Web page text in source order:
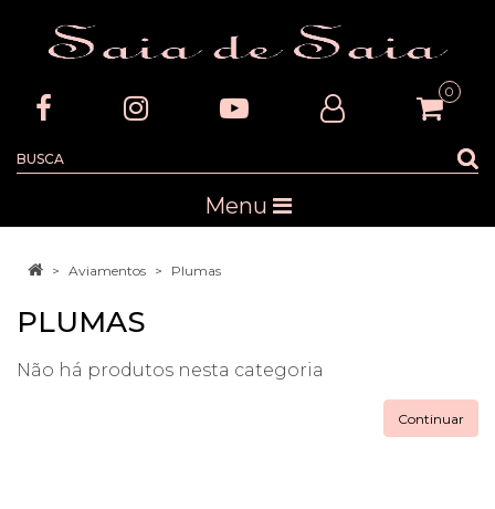
0
Menu
Aviamentos Plumas
PLUMAS
Não há produtos nesta categoria
Continuar